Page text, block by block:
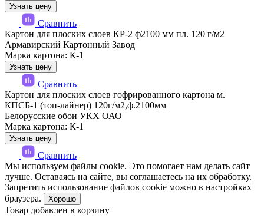
Узнать цену
Сравнить
Картон для плоских слоев КР-2 ф2100 мм пл. 120 г/м2
Армавирский Картонный Завод
Марка картона: К-1
Узнать цену
Сравнить
Картон для плоских слоев гофрированного картона м.
КПСБ-1 (топ-лайнер) 120г/м2,ф.2100мм
Белорусские обои УКХ ОАО
Марка картона: К-1
Узнать цену
Сравнить
Мы используем файлы cookie. Это помогает нам делать сайт
лучше. Оставаясь на сайте, вы соглашаетесь на их обработку.
Запретить использование файлов cookie можно в настройках
браузера.
Хорошо
Товар добавлен в корзину